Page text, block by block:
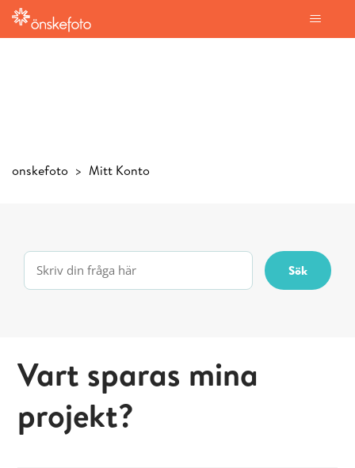
onskefoto Mitt Konto
Vart sparas mina
projekt?